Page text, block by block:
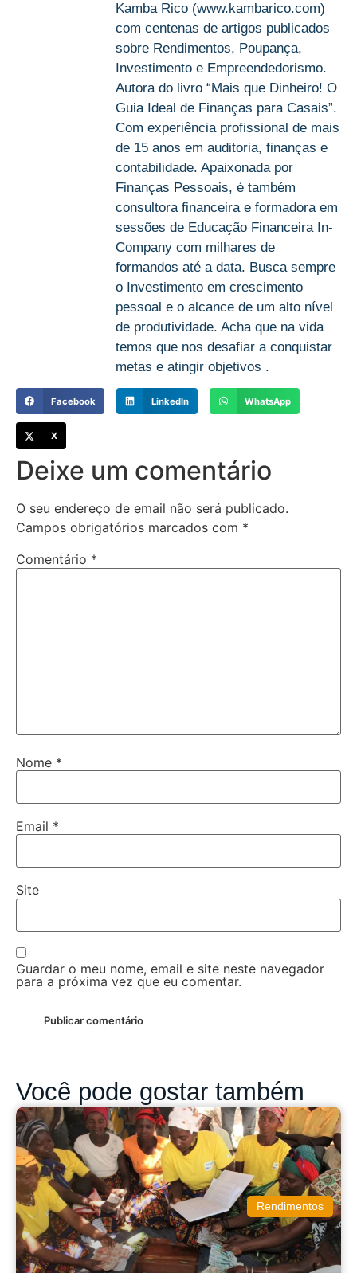
Kamba Rico (www.kambarico.com)
com centenas de artigos publicados
sobre Rendimentos, Poupança,
Investimento e Empreendedorismo.
Autora do livro “Mais que Dinheiro! O
Guia Ideal de Finanças para Casais”.
Com experiência profissional de mais
de 15 anos em auditoria, finanças e
contabilidade. Apaixonada por
Finanças Pessoais, é também
consultora financeira e formadora em
sessões de Educação Financeira In-
Company com milhares de
formandos até a data. Busca sempre
o Investimento em crescimento
pessoal e o alcance de um alto nível
de produtividade. Acha que na vida
temos que nos desafiar a conquistar
metas e atingir objetivos .
Facebook LinkedIn WhatsApp
X
Deixe um comentário
O seu endereço de email não será publicado.
Campos obrigatórios marcados com *
Comentário *
Nome *
Email *
Site
Guardar o meu nome, email e site neste navegador
para a próxima vez que eu comentar.
Você pode gostar também
Rendimentos